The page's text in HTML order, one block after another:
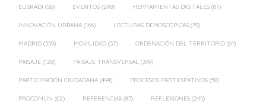
EUSKADI (56) EVENTOS (298) HERRAMIENTAS DIGITALES (87)
INNOVACIÓN URBANA (166) LECTURAS DEMOSCÓPICAS (79)
MADRID (359) MOVILIDAD (57) ORDENACIÓN DEL TERRITORIO (61)
PAISAJE (128) PAISAJE TRANSVERSAL (399)
PARTICIPACIÓN CIUDADANA (494) PROCESOS PARTICIPATIVOS (58)
PROCOMÚN (62) REFERENCIAS (83) REFLEXIONES (245)